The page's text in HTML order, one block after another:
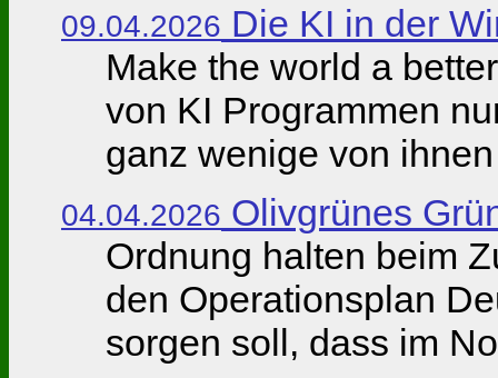
09.04.2026 Die KI in der
Make the world a
von KI Programmen
ganz wenige von
04.04.2026 Olivgrünes
Ordnung halten beim
den Operationsplan
sorgen soll, dass im